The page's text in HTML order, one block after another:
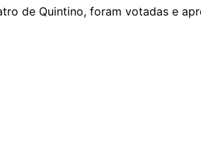
de Quintino, foram votadas e